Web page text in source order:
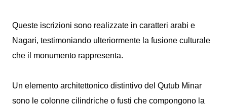
Queste iscrizioni sono realizzate in caratteri arabi e
Nagari, testimoniando ulteriormente la fusione culturale
che il monumento rappresenta.
Un elemento architettonico distintivo del Qutub Minar
sono le colonne cilindriche o fusti che compongono la